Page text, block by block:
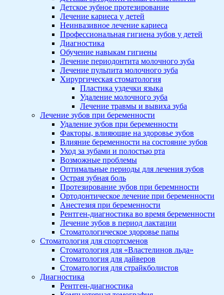
Детское зубное протезирование
Лечение кариеса у детей
Неинвазивное лечение кариеса
Профессиональная гигиена зубов у детей
Диагностика
Обучение навыкам гигиены
Лечение периодонтита молочного зуба
Лечение пульпита молочного зуба
Хирургическая стоматология
Пластика уздечки языка
Удаление молочного зуба
Лечение травмы и вывиха зуба
Лечение зубов при беременности
Удаление зубов при беременности
Факторы, влияющие на здоровье зубов
Влияние беременности на состояние зубов
Уход за зубами и полостью рта
Возможные проблемы
Оптимальные периоды для лечения зубов
Острая зубная боль
Протезирование зубов при беремнности
Ортодонтическое лечение при беременности
Анестезия при беременности
Рентген-диагностика во время беременности
Лечение зубов в период лактации
Стоматологическое здоровье папы
Стоматология для спортсменов
Стоматология для «Властелинов льда»
Стоматология для дайверов
Стоматология для страйкболистов
Диагностика
Рентген-диагностика